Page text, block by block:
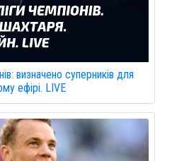
визначено суперників для
ефірі. LIVE